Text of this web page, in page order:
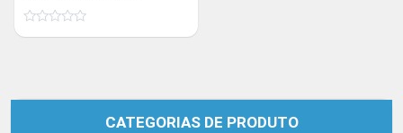
preço
original atual
CATEGORIAS DE PRODUTO